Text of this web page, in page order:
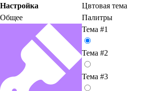
Настройка
Общее
Цвтовая тема
Палитры
Тема #1
Тема #2
Тема #3